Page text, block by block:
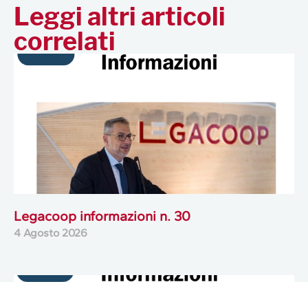
Leggi altri articoli
correlati
Legacoop informazioni n. 30
4 Agosto 2026